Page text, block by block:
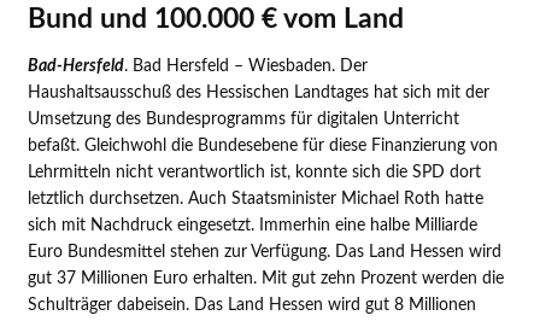
Bund und 100.000 € vom Land
Bad-Hersfeld. Bad Hersfeld – Wiesbaden. Der
Haushaltsausschuß des Hessischen Landtages hat sich mit der
Umsetzung des Bundesprogramms für digitalen Unterricht
befaßt. Gleichwohl die Bundesebene für diese Finanzierung von
Lehrmitteln nicht verantwortlich ist, konnte sich die SPD dort
letztlich durchsetzen. Auch Staatsminister Michael Roth hatte
sich mit Nachdruck eingesetzt. Immerhin eine halbe Milliarde
Euro Bundesmittel stehen zur Verfügung. Das Land Hessen wird
gut 37 Millionen Euro erhalten. Mit gut zehn Prozent werden die
Schulträger dabeisein. Das Land Hessen wird gut 8 Millionen